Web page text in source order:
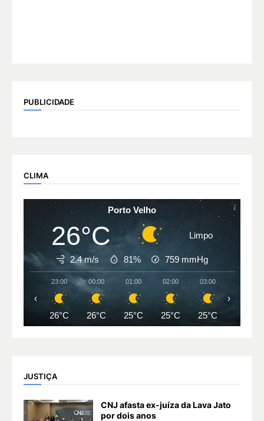
PUBLICIDADE
CLIMA
Porto Velho
26°C Limpo
2.4 m/s 81% 759 mmHg
23:00
26°C
00:00
26°C
01:00
25°C
02:00
25°C
03:00
25°C
‹ ›
JUSTIÇA
CNJ afasta ex-juíza da Lava Jato
por dois anos